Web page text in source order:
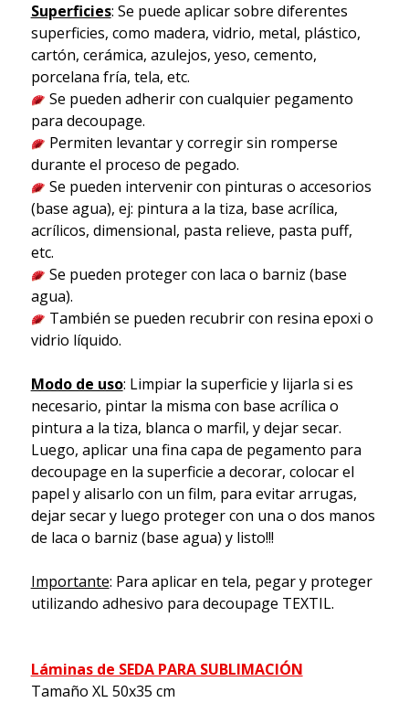
Superficies: Se puede aplicar sobre diferentes
superficies, como madera, vidrio, metal, plástico,
cartón, cerámica, azulejos, yeso, cemento,
porcelana fría, tela, etc.
Se pueden adherir con cualquier pegamento
para decoupage.
Permiten levantar y corregir sin romperse
durante el proceso de pegado.
Se pueden intervenir con pinturas o accesorios
(base agua), ej: pintura a la tiza, base acrílica,
acrílicos, dimensional, pasta relieve, pasta puff,
etc.
Se pueden proteger con laca o barniz (base
agua).
También se pueden recubrir con resina epoxi o
vidrio líquido.
Modo de uso: Limpiar la superficie y lijarla si es
necesario, pintar la misma con base acrílica o
pintura a la tiza, blanca o marfil, y dejar secar.
Luego, aplicar una fina capa de pegamento para
decoupage en la superficie a decorar, colocar el
papel y alisarlo con un film, para evitar arrugas,
dejar secar y luego proteger con una o dos manos
de laca o barniz (base agua) y listo!!!
Importante: Para aplicar en tela, pegar y proteger
utilizando adhesivo para decoupage TEXTIL.
Láminas de SEDA PARA SUBLIMACIÓN
Tamaño XL 50x35 cm